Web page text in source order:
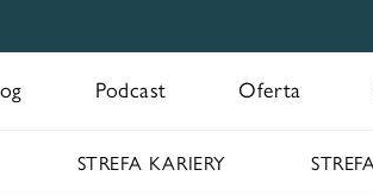
Podcast Oferta
STREFA KARIERY